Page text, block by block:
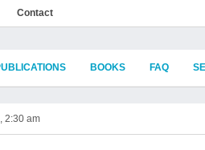
Contact
BOOKS FAQ
2:30 am